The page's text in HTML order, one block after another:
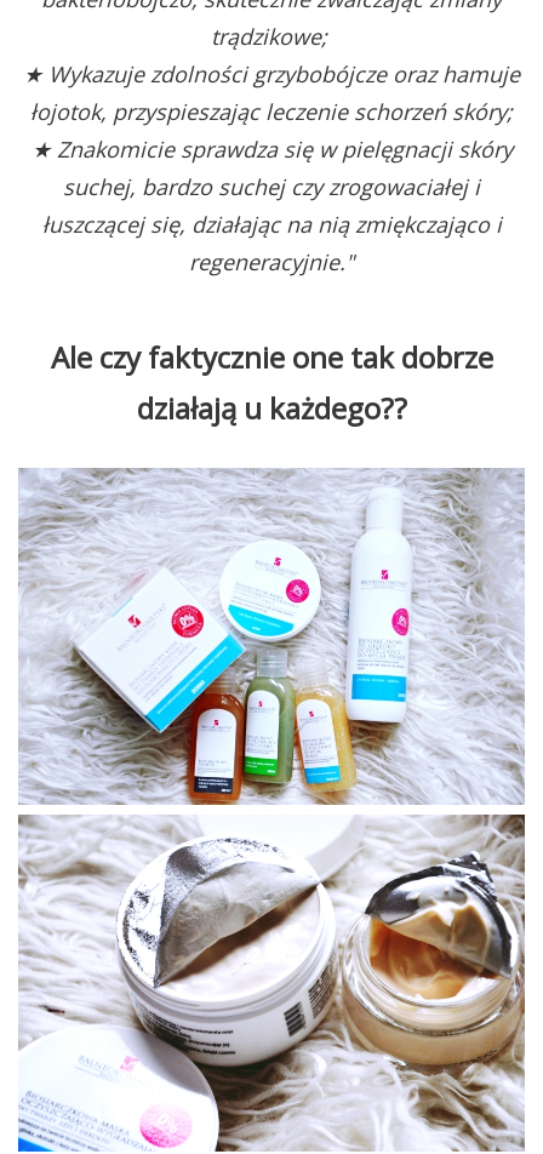
trądzikowe;
★ Wykazuje zdolności grzybobójcze oraz hamuje
łojotok, przyspieszając leczenie schorzeń skóry;
★ Znakomicie sprawdza się w pielęgnacji skóry
suchej, bardzo suchej czy zrogowaciałej i
łuszczącej się, działając na nią zmiękczająco i
regeneracyjnie."
Ale czy faktycznie one tak dobrze
działają u każdego??